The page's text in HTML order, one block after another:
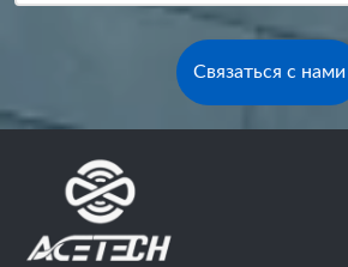
Связаться с нами